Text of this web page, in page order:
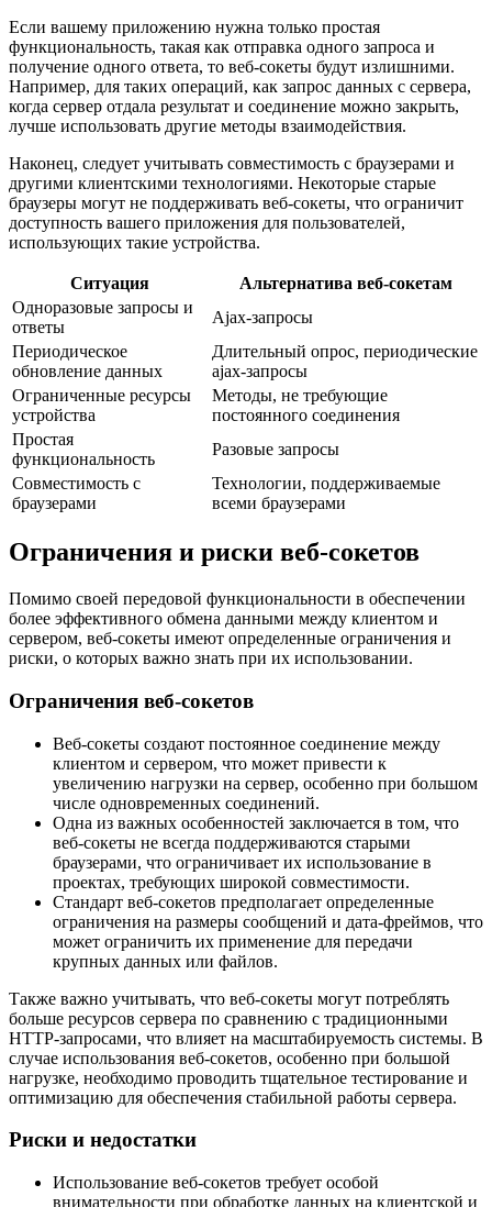
Если вашему приложению нужна только простая
функциональность, такая как отправка одного запроса и
получение одного ответа, то веб-сокеты будут излишними.
Например, для таких операций, как запрос данных с сервера,
когда сервер отдала результат и соединение можно закрыть,
лучше использовать другие методы взаимодействия.
Наконец, следует учитывать совместимость с браузерами и
другими клиентскими технологиями. Некоторые старые
браузеры могут не поддерживать веб-сокеты, что ограничит
доступность вашего приложения для пользователей,
использующих такие устройства.
Ситуация
Альтернатива веб-сокетам
Одноразовые запросы и
ответы
Ajax-запросы
Периодическое
обновление данных
Длительный опрос, периодические
ajax-запросы
Ограниченные ресурсы
устройства
Методы, не требующие
постоянного соединения
Простая
функциональность
Разовые запросы
Совместимость с
браузерами
Технологии, поддерживаемые
всеми браузерами
Ограничения и риски веб-сокетов
Помимо своей передовой функциональности в обеспечении
более эффективного обмена данными между клиентом и
сервером, веб-сокеты имеют определенные ограничения и
риски, о которых важно знать при их использовании.
Ограничения веб-сокетов
Веб-сокеты создают постоянное соединение между
клиентом и сервером, что может привести к
увеличению нагрузки на сервер, особенно при большом
числе одновременных соединений.
Одна из важных особенностей заключается в том, что
веб-сокеты не всегда поддерживаются старыми
браузерами, что ограничивает их использование в
проектах, требующих широкой совместимости.
Стандарт веб-сокетов предполагает определенные
ограничения на размеры сообщений и дата-фреймов, что
может ограничить их применение для передачи
крупных данных или файлов.
Также важно учитывать, что веб-сокеты могут потреблять
больше ресурсов сервера по сравнению с традиционными
HTTP-запросами, что влияет на масштабируемость системы. В
случае использования веб-сокетов, особенно при большой
нагрузке, необходимо проводить тщательное тестирование и
оптимизацию для обеспечения стабильной работы сервера.
Риски и недостатки
Использование веб-сокетов требует особой
внимательности при обработке данных на клиентской и